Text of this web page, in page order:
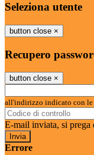
Seleziona utente
button close ×
Recupero
button close ×
all'indirizzo indicato con le
E-mail inviata, si prega
Errore